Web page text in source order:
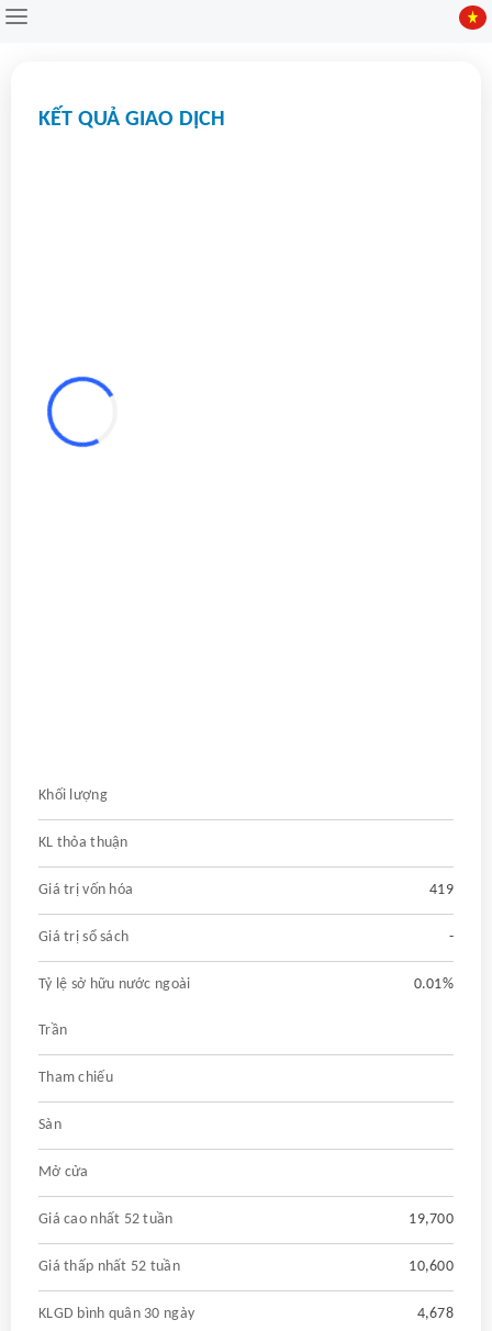
Tài chính
KẾT QUẢ GIAO DỊCH
Khối lượng
KL thỏa thuận
Giá trị vốn hóa 419
Giá trị sổ sách -
Tỷ lệ sở hữu nước ngoài 0.01%
Trần
Tham chiếu
Sàn
Mở cửa
Giá cao nhất 52 tuần 19,700
Giá thấp nhất 52 tuần 10,600
KLGD bình quân 30 ngày 4,678